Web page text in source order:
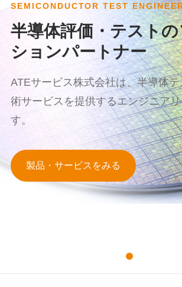
SEMICONDUCTOR TEST
半導体評価・テスト
ションパートナー
ATEサービス株式会社は、半導体
術サービスを提供するエンジニア
す。
製品・サービスをみる